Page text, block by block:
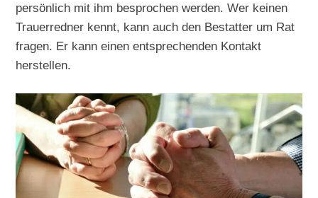
persönlich mit ihm besprochen werden. Wer keinen
Trauerredner kennt, kann auch den Bestatter um Rat
fragen. Er kann einen entsprechenden Kontakt
herstellen.